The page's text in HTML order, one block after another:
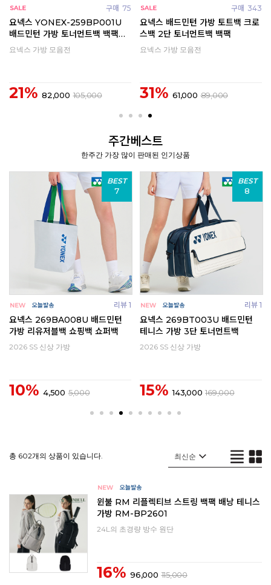
구매 75
요넥스 YONEX-259BP001U
배드민턴 가방 토너먼트백 백팩
2025SS
요넥스 가방 모음전
21% 82,000 105,000
구매 343
요넥스 배드민턴 가방 토트백 크로
스백 2단 토너먼트백 백팩
요넥스 가방 모음전
31% 61,000 89,000
주간베스트
한주간 가장 많이 판매된 인기상품
BEST
7
리뷰 1
요넥스 269BA008U 배드민턴
가방 리유저블백 쇼핑백 쇼퍼백
2026 SS 신상 가방
10% 4,500 5,000
BEST
8
리뷰 1
요넥스 269BT003U 배드민턴
테니스 가방 3단 토너먼트백
2026 SS 신상 가방
15% 143,000 169,000
총 602개의 상품이 있습니다.
윈불 RM 리플렉티브 스트링 백팩 배낭 테니스
가방 RM-BP2601
24L의 초경량 방수 원단
16% 96,000 115,000